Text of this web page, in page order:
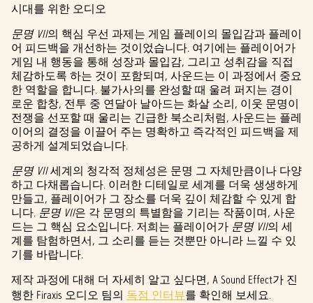
A
c
c
e
p
t
&
P
l
a
y
시대를 위한 오디오
문명 VII의 핵심 우선 과제는 게임 플레이의 몰입감과 플레이
어 피드백을 개선하는 것이었습니다. 여기에는 플레이어가
게임 내 행동을 통해 성장과 몰입감, 그리고 성취감을 직접
체감하도록 하는 것이 포함되며, 사운드는 이 과정에서 중요
한 역할을 합니다. 불가사의를 완성할 때 울려 퍼지는 경이
로운 합창, 전투 중 연달아 날아드는 화살 소리, 이웃 문명이
전쟁을 선포할 때 울리는 긴급한 북소리처럼, 사운드는 플레
이어의 결정을 이끌어 주는 명확하고 즉각적인 피드백을 제
공하게 설계되었습니다.
문명 VII세계의 청각적 정체성은 문명 그 자체만큼이나 다양
하고 다채롭습니다. 이러한 디테일로 세계를 더욱 생생하게
만들고, 플레이어가 그 장소를 더욱 깊이 체감할 수 있게 합
니다. 문명 VII은 각 문명의 특별함을 기리는 작품이며, 사운
드는 그 핵심 요소입니다. 저희는 플레이어가 문명 VII의 세
계를 탐험하면서, 그 소리를 듣는 것뿐만 아니라 느낄 수 있
기를 바랍니다.
제작 과정에 대해 더 자세히 알고 싶다면, A Sound Effect가 진
행한 Firaxis 오디오 팀의 독점 인터뷰를 확인해 보세요.